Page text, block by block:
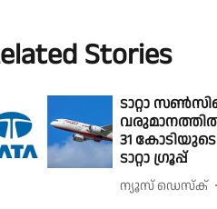
Stories
ടാറ്റാ
31
ടാറ്റാ ഗ്രൂപ്പ്
ന്യൂസ് ഡെസ്ക്